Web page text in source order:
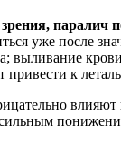
уже после
выливание
к
сильным